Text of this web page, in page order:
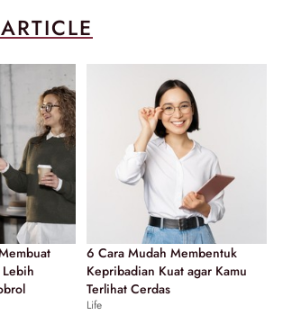
6 Cara Mudah Membentuk
Kepribadian Kuat agar Kamu
Terlihat Cerdas
Life